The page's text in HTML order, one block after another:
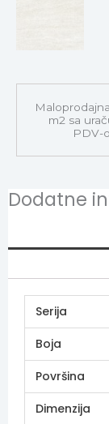
m2 sa
PDV-
Dodatne
Serija
Boja
Površina
Dimenzija